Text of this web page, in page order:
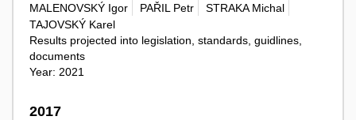
MALENOVSKÝ Igor
PAŘIL Petr
STRAKA Michal
TAJOVSKÝ Karel
Results projected into legislation, standards, guidlines,
documents
Year: 2021
2017